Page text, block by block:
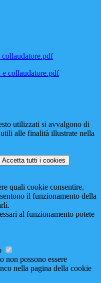
collaudatore.pdf
e collaudatore.pdf
utilizzati si avvalgono di
alle finalità illustrate nella
Accetta tutti i cookies
quali cookie consentire.
il funzionamento della
al funzionamento potete
non possono essere
nella pagina della cookie